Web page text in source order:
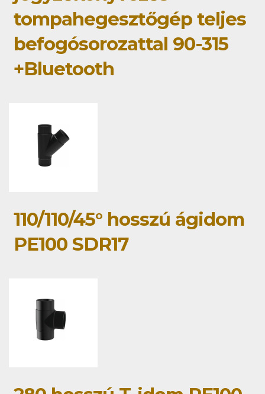
tompahegesztőgép teljes
befogósorozattal 90-315
+Bluetooth
110/110/45° hosszú ágidom
PE100 SDR17